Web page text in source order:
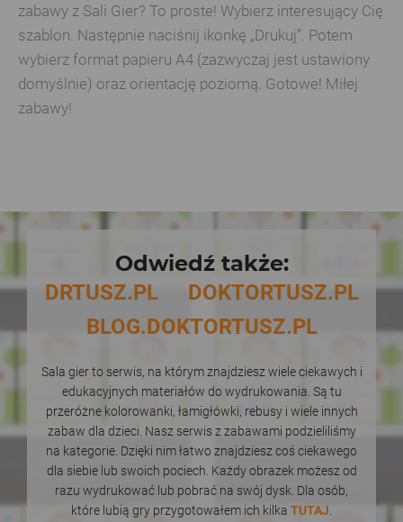
zabawy z Sali Gier? To proste! Wybierz interesujący Cię
szablon. Następnie naciśnij ikonkę „Drukuj”. Potem
wybierz format papieru A4 (zazwyczaj jest ustawiony
domyślnie) oraz orientację poziomą. Gotowe! Miłej
zabawy!
Odwiedź także:
DRTUSZ.PL
DOKTORTUSZ.PL
BLOG.DOKTORTUSZ.PL
Sala gier to serwis, na którym znajdziesz wiele ciekawych i
edukacyjnych materiałów do wydrukowania. Są tu
przeróżne kolorowanki, łamigłówki, rebusy i wiele innych
zabaw dla dzieci. Nasz serwis z zabawami podzieliliśmy
na kategorie. Dzięki nim łatwo znajdziesz coś ciekawego
dla siebie lub swoich pociech. Każdy obrazek możesz od
razu wydrukować lub pobrać na swój dysk. Dla osób,
które lubią gry przygotowałem ich kilka TUTAJ